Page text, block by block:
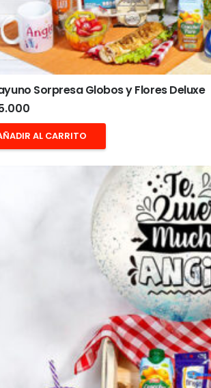
Sorpresa Globos y Flores Deluxe
AL CARRITO